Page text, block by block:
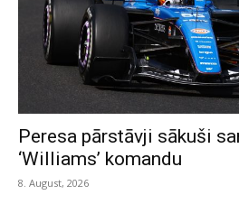
Peresa pārstāvji sākuši
‘Williams’ komandu
8. August, 2026